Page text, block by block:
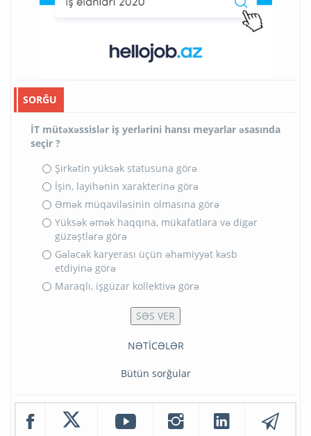
SORĞU
İT mütəxəssislər iş yerlərini hansı meyarlar əsasında
seçir ?
Şirkətin yüksək statusuna görə
İşin, layihənin xarakterinə görə
Əmək müqaviləsinin olmasına görə
Yüksək əmək haqqına, mükafatlara və digər
güzəştlərə görə
Gələcək karyerası üçün əhəmiyyət kəsb
etdiyinə görə
Maraqlı, işgüzar kollektivə görə
NƏTİCƏLƏR
Bütün sorğular